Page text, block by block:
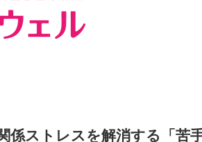
係ストレスを解消する「苦